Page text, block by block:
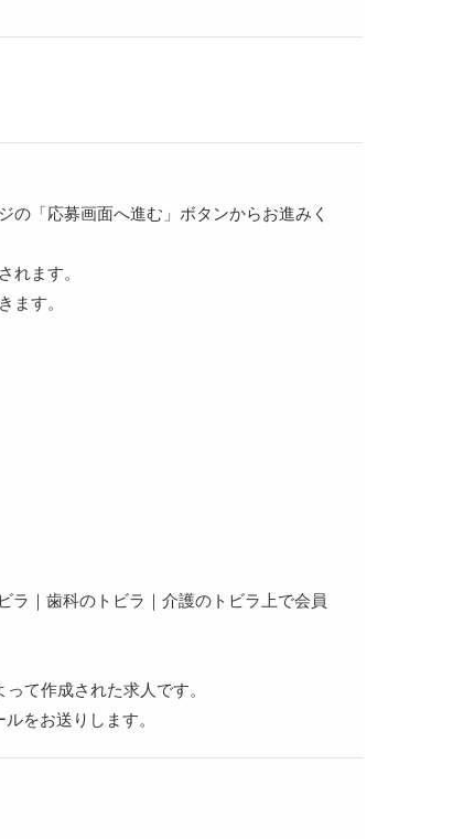
「応募画面へ進む」ボタンからお進みく
ます。
す。
ラ｜歯科のトビラ｜介護のトビラ上で会員
て作成された求人です。
をお送りします。